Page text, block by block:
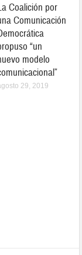
Coalición por
Comunicación
“un
modelo
29, 2019